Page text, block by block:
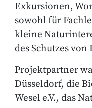
Exkursionen,
sowohl für
kleine
des Schutzes
Projektpartner
Düsseldorf, die
Wesel e.V., das